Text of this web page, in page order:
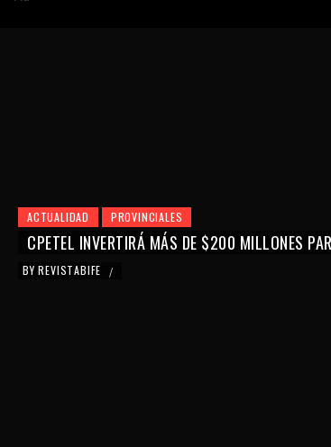
ACTUALIDAD PROVINCIALES
CPETEL INVERTIRÁ MÁS DE $200 MILLONES
BY REVISTABIFE /